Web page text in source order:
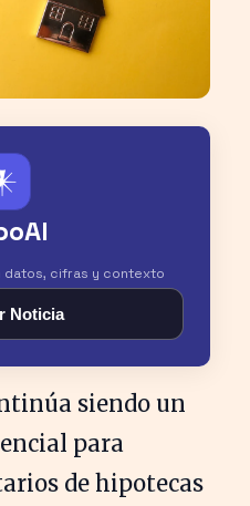
datos, cifras y contexto
Noticia
siendo un
para
de hipotecas